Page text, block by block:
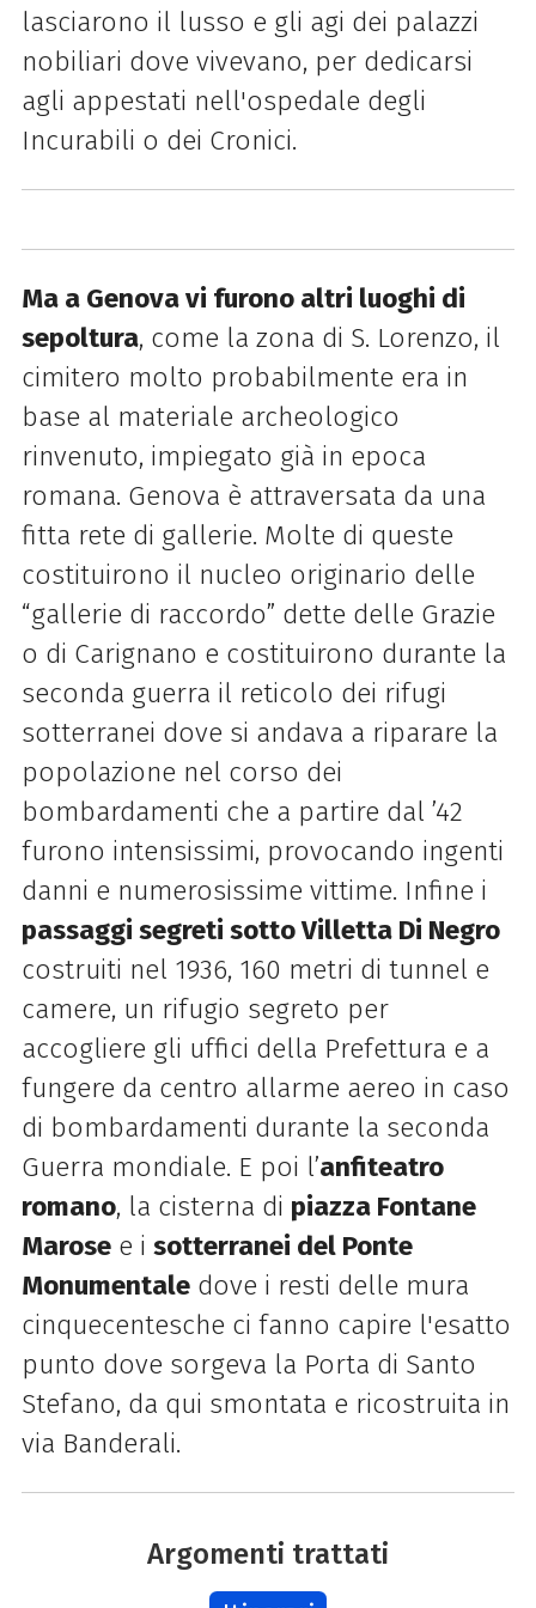
lasciarono il lusso e gli agi dei palazzi
nobiliari dove vivevano, per dedicarsi
agli appestati nell'ospedale degli
Incurabili o dei Cronici.
Ma a Genova vi furono altri luoghi di
sepoltura, come la zona di S. Lorenzo, il
cimitero molto probabilmente era in
base al materiale archeologico
rinvenuto, impiegato già in epoca
romana. Genova è attraversata da una
fitta rete di gallerie. Molte di queste
costituirono il nucleo originario delle
“gallerie di raccordo” dette delle Grazie
o di Carignano e costituirono durante la
seconda guerra il reticolo dei rifugi
sotterranei dove si andava a riparare la
popolazione nel corso dei
bombardamenti che a partire dal ’42
furono intensissimi, provocando ingenti
danni e numerosissime vittime. Infine i
passaggi segreti sotto Villetta Di Negro
costruiti nel 1936, 160 metri di tunnel e
camere, un rifugio segreto per
accogliere gli uffici della Prefettura e a
fungere da centro allarme aereo in caso
di bombardamenti durante la seconda
Guerra mondiale. E poi l’anfiteatro
romano, la cisterna di piazza Fontane
Marosee i sotterranei del Ponte
Monumentaledove i resti delle mura
cinquecentesche ci fanno capire l'esatto
punto dove sorgeva la Porta di Santo
Stefano, da qui smontata e ricostruita in
via Banderali.
Argomenti trattati